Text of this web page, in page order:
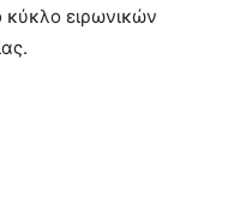
κύκλο ειρωνικών